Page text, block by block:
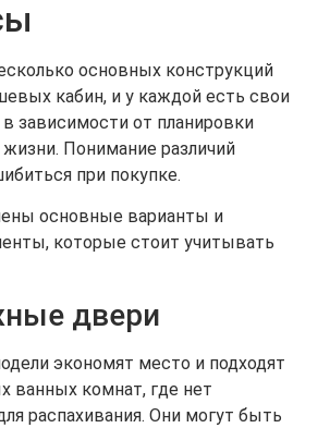
основных конструкций
кабин, и у каждой есть свои
зависимости от планировки
жизни. Понимание различий
при покупке.
основные варианты и
которые стоит учитывать
двери
экономят место и подходят
ванных комнат, где нет
распахивания. Они могут быть